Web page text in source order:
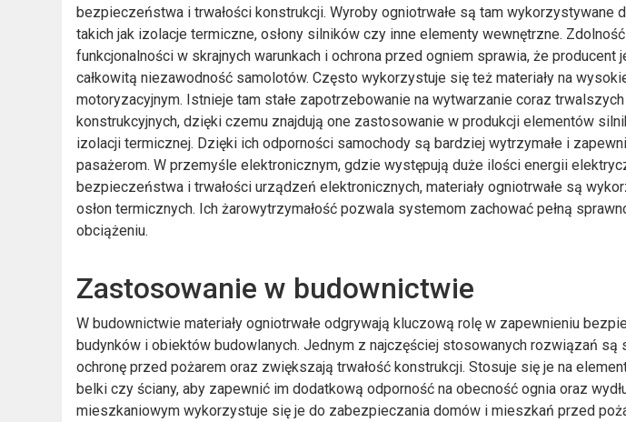
bezpieczeństwa i trwałości konstrukcji. Wyroby ogniotrwałe są tam wykorzystywane
takich jak izolacje termiczne, osłony silników czy inne elementy wewnętrzne.
funkcjonalności w skrajnych warunkach i ochrona przed ogniem sprawia, że
całkowitą niezawodność samolotów. Często wykorzystuje się też materiały na
motoryzacyjnym. Istnieje tam stałe zapotrzebowanie na wytwarzanie coraz
konstrukcyjnych, dzięki czemu znajdują one zastosowanie w produkcji elementów
izolacji termicznej. Dzięki ich odporności samochody są bardziej wytrzymałe i
pasażerom. W przemyśle elektronicznym, gdzie występują duże ilości energii
bezpieczeństwa i trwałości urządzeń elektronicznych, materiały ogniotrwałe są
osłon termicznych. Ich żarowytrzymałość pozwala systemom zachować pełną
obciążeniu.
Zastosowanie w budownictwie
W budownictwie materiały ogniotrwałe odgrywają kluczową rolę w zapewnieniu
budynków i obiektów budowlanych. Jednym z najczęściej stosowanych rozwiązań są
ochronę przed pożarem oraz zwiększają trwałość konstrukcji. Stosuje się je na
belki czy ściany, aby zapewnić im dodatkową odporność na obecność ognia oraz
mieszkaniowym wykorzystuje się je do zabezpieczania domów i mieszkań przed